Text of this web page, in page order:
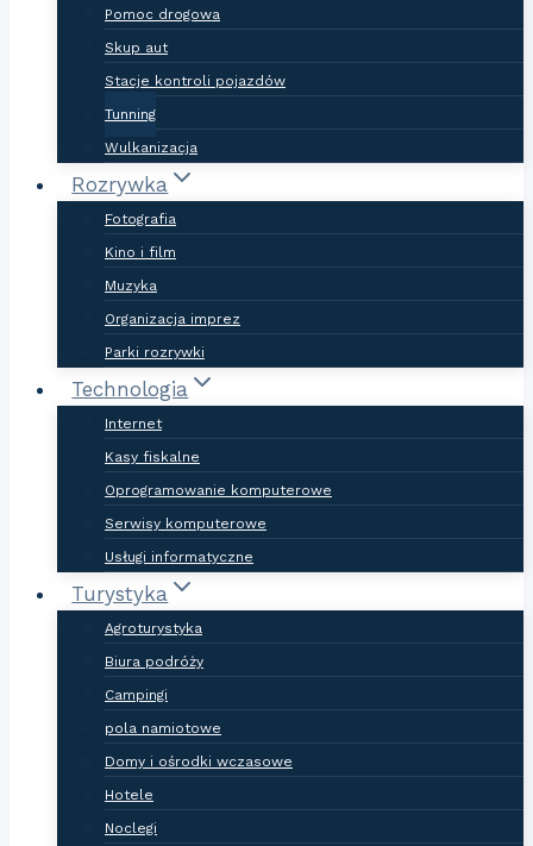
Pomoc drogowa
Skup aut
Stacje kontroli pojazdów
Tunning
Wulkanizacja
Rozrywka
Fotografia
Kino i film
Muzyka
Organizacja imprez
Parki rozrywki
Technologia
Internet
Kasy fiskalne
Oprogramowanie komputerowe
Serwisy komputerowe
Usługi informatyczne
Turystyka
Agroturystyka
Biura podróży
Campingi
pola namiotowe
Domy i ośrodki wczasowe
Hotele
Noclegi